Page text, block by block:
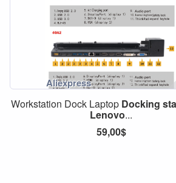
Workstation Dock Laptop Docking
Lenovo...
59,00$